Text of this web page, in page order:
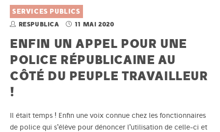
SERVICES PUBLICS
RESPUBLICA 11 MAI 2020
ENFIN UN APPEL POUR UNE
POLICE RÉPUBLICAINE AU
CÔTÉ DU PEUPLE TRAVAILLEUR
!
Il était temps ! Enfin une voix connue chez les fonctionnaires
de police qui s’élève pour dénoncer l’utilisation de celle-ci et